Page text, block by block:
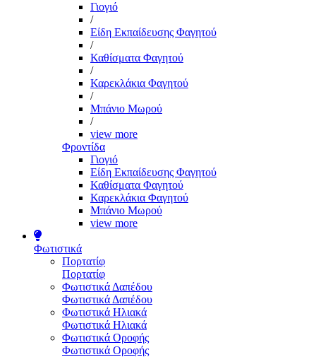
Γιογιό
/
Είδη Εκπαίδευσης Φαγητού
/
Καθίσματα Φαγητού
/
Καρεκλάκια Φαγητού
/
Μπάνιο Μωρού
/
view more
Φροντίδα
Γιογιό
Είδη Εκπαίδευσης Φαγητού
Καθίσματα Φαγητού
Καρεκλάκια Φαγητού
Μπάνιο Μωρού
view more
Φωτιστικά
Πορτατίφ
Πορτατίφ
Φωτιστικά Δαπέδου
Φωτιστικά Δαπέδου
Φωτιστικά Ηλιακά
Φωτιστικά Ηλιακά
Φωτιστικά Οροφής
Φωτιστικά Οροφής